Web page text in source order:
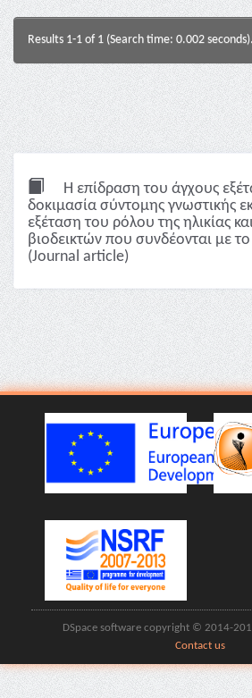
Results 1-1 of 1 (Search time: 0.002 seconds).
Η επίδραση του άγχους
δοκιμασία σύντομης γνωστικής
εξέταση του ρόλου της ηλικίας
βιοδεικτών που συνδέονται με
(Journal article)
DSpace software copyright © 2014-
Contact us